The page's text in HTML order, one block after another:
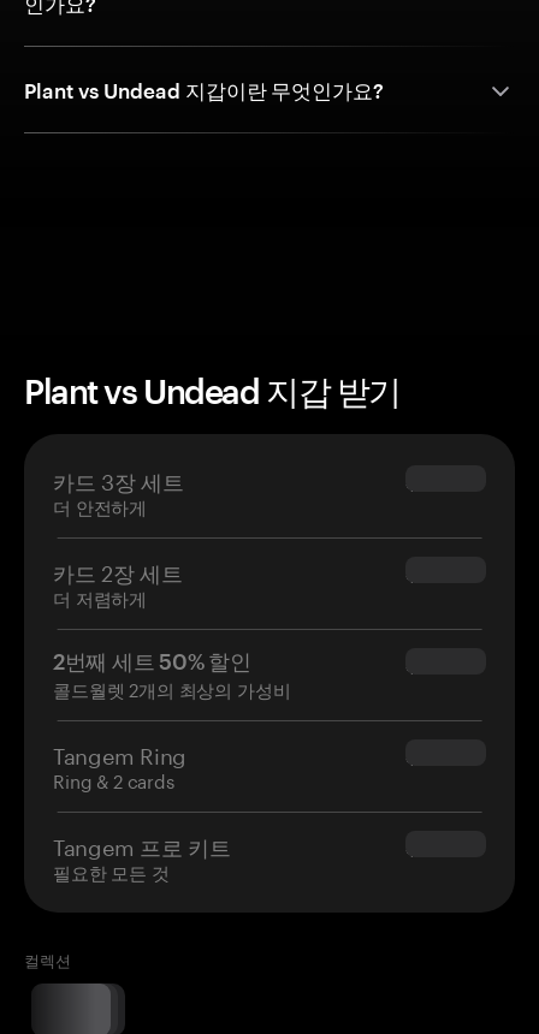
Plant vs Undead 지갑이란 무엇인가요?
Plant vs Undead 지갑 받기
카드 3장 세트
더 안전하게
$69.90
카드 2장 세트
더 저렴하게
$54.90
2번째 세트 50% 할인
콜드월렛 2개의 최상의 가성비
$34.95
Tangem Ring
Ring & 2 cards
$160.00
Tangem 프로 키트
필요한 모든 것
$180.00
컬렉션